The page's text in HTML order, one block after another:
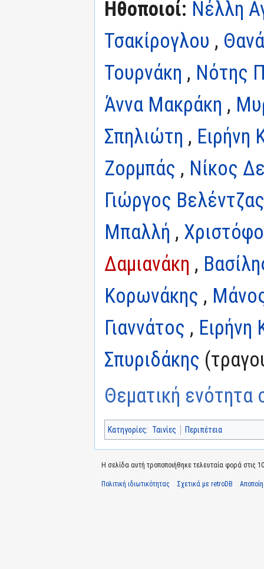
Ηθοποιοί: Νέλλη
Τσακίρογλου ,
Τουρνάκη , Νότης
Άννα Μακράκη ,
Σπηλιώτη , Ειρήνη
Ζορμπάς , Νίκος
Γιώργος Βελέντζας
Μπαλλή ,
Δαμιανάκη ,
Κορωνάκης ,
Γιαννάτος , Ειρήνη
Σπυριδάκης
Θεματική ενότητα
Κατηγορίες: Ταινίες Περιπέτεια
Η σελίδα αυτή τροποποιήθηκε τελευταία φορά στις
Πολιτική ιδιωτικότητας Σχετικά με retroDB